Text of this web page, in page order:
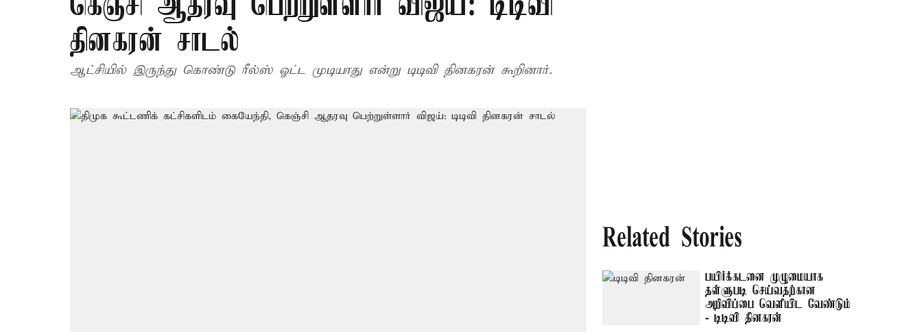
தினகரன் சாடல்
ஆட்சியில் இருந்து கொண்டு ரீல்ஸ் ஓட்ட முடியாது என்று டிடிவி தினகரன் கூறினார்.
Related Stories
பயிர்க்கடனை முழுமையாக
தள்ளுபடி செய்வதற்கான
அறிவிப்பை வெளியிட வேண்டும்
- டிடிவி தினகரன்